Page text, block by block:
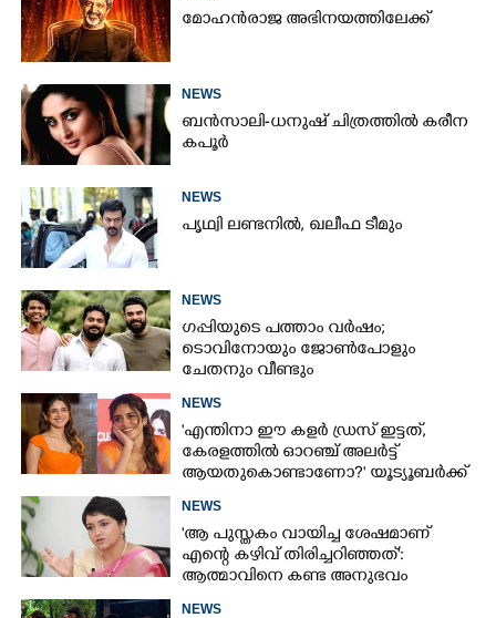
മോഹൻരാജ അഭിനയത്തിലേക്ക്
NEWS
ബൻസാലി-ധനുഷ് ചിത്രത്തിൽ കരീന
കപൂർ
NEWS
പൃഥ്വി ലണ്ടനിൽ, ഖലീഫ ടീമും
NEWS
ഗപ്പിയുടെ പത്താം വർഷം;​
ടൊവിനോയും ജോൺപോളും
ചേതനും വീണ്ടും
NEWS
'എന്തിനാ ഈ കളർ ഡ്രസ് ഇട്ടത്,
കേരളത്തിൽ ഓറഞ്ച് അല‌ർട്ട്
ആയതുകൊണ്ടാണോ?' യൂട്യൂബർക്ക്
NEWS
'ആ പുസ്തകം വായിച്ച ശേഷമാണ്
എന്റെ കഴിവ് തിരിച്ചറിഞ്ഞത്':
ആത്മാവിനെ കണ്ട അനുഭവം
NEWS